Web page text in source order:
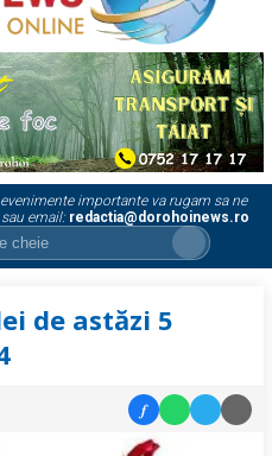
importante va rugam sa ne
email: redactia@dorohoinews.ro
de astăzi 5
f